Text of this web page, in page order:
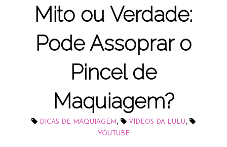
Mito ou Verdade:
Pode Assoprar o
Pincel de
Maquiagem?
DICAS DE MAQUIAGEM , VÍDEOS DA LULU,
YOUTUBE